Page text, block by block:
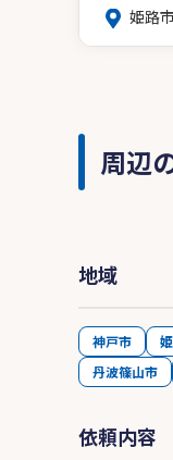
姫路
周辺
地域
神戸市
丹波篠山市
依頼内容